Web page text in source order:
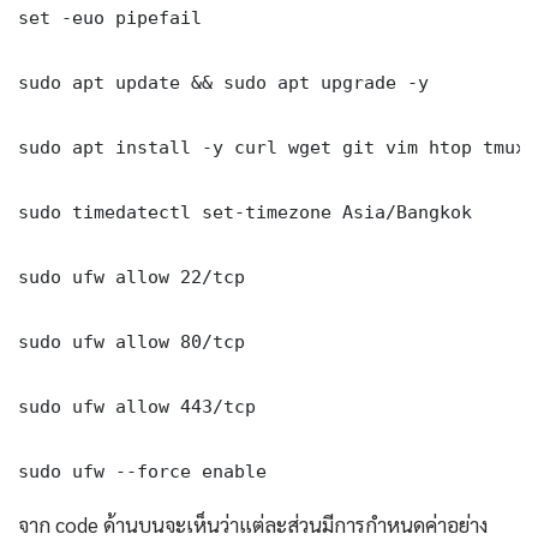
set -euo pipefail
sudo apt update && sudo apt upgrade -y
sudo apt install -y curl wget git vim htop tmux
sudo timedatectl set-timezone Asia/Bangkok
sudo ufw allow 22/tcp
sudo ufw allow 80/tcp
sudo ufw allow 443/tcp
sudo ufw --force enable
จาก code ด้านบนจะเห็นว่าแต่ละส่วนมีการกำหนดค่าอย่าง